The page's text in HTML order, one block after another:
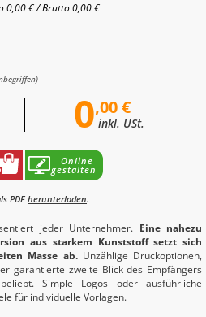
0,00 €/ Brutto 0,00 €
0,00 €
inkl. USt.
Online
gestalten
PDFherunterladen.
jeder Unternehmer. Eine nahezu
aus starkem Kunststoff setzt sich
Masse ab.Unzählige Druckoptionen,
garantierte zweite Blick des Empfängers
Simple Logos oder ausführliche
für individuelle Vorlagen.